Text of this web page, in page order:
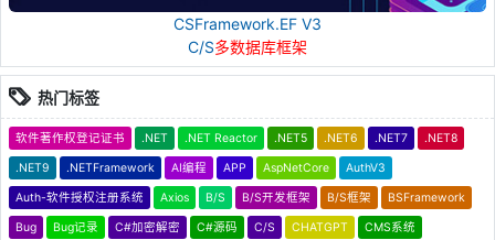
CSFramework.EF V3
C/S多数据库框架
热门标签
软件著作权登记证书 .NET .NET Reactor .NET5 .NET6 .NET7 .NET8
.NET9 .NETFramework AI编程 APP AspNetCore AuthV3
Auth-软件授权注册系统 Axios B/S B/S开发框架 B/S框架 BSFramework
Bug Bug记录 C#加密解密 C#源码 C/S CHATGPT CMS系统